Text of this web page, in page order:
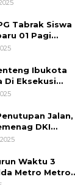
Tabrak Siswa
01 Pagi
Utara
Ibukota
Di Eksekusi
Negeri
Awal
Jalan,
DKI
Fakta
Waktu 3
Metro Metro